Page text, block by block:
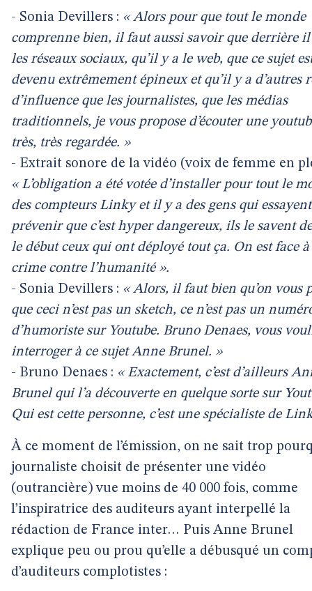
- Sonia Devillers : « Alors pour que tout le monde
comprenne bien, il faut aussi savoir que derrière il
les réseaux sociaux, qu’il y a le web, que ce sujet
devenu extrêmement épineux et qu’il y a d’autres
d’influence que les journalistes, que les médias
traditionnels, je vous propose d’écouter une
très, très regardée. »
- Extrait sonore de la vidéo (voix de femme en
« L’obligation a été votée d’installer pour tout le
des compteurs Linky et il y a des gens qui
prévenir que c’est hyper dangereux, ils le savent
le début ceux qui ont déployé tout ça. On est face
crime contre l’humanité ».
- Sonia Devillers : « Alors, il faut bien qu’on vous
que ceci n’est pas un sketch, ce n’est pas un
d’humoriste sur Youtube. Bruno Denaes, vous
interroger à ce sujet Anne Brunel. »
- Bruno Denaes : « Exactement, c’est d’ailleurs
Brunel qui l’a découverte en quelque sorte sur
Qui est cette personne, c’est une spécialiste de
À ce moment de l’émission, on ne sait trop
journaliste choisit de présenter une vidéo
(outrancière) vue moins de 40 000 fois, comme
l’inspiratrice des auditeurs ayant interpellé la
rédaction de France inter… Puis Anne Brunel
explique peu ou prou qu’elle a débusqué un
d’auditeurs complotistes :